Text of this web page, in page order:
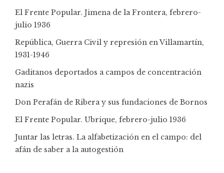
El Frente Popular. Jimena de la Frontera, febrero-
julio 1936
República, Guerra Civil y represión en Villamartín,
1931-1946
Gaditanos deportados a campos de concentración
nazis
Don Perafán de Ribera y sus fundaciones de Bornos
El Frente Popular. Ubrique, febrero-julio 1936
Juntar las letras. La alfabetización en el campo: del
afán de saber a la autogestión